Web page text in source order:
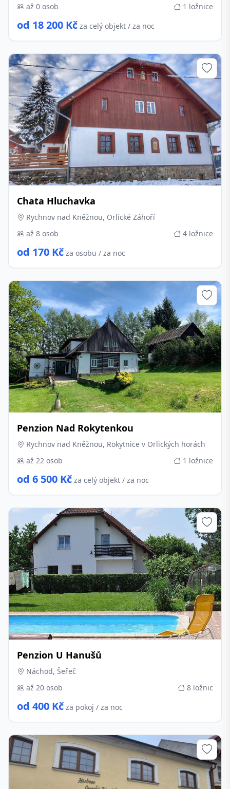
až 0 osob
1 ložnice
od 18 200 Kč za celý objekt / za noc
Chata Hluchavka
Rychnov nad Kněžnou, Orlické Záhoří
až 8 osob
4 ložnice
od 170 Kč za osobu / za noc
Penzion Nad Rokytenkou
Rychnov nad Kněžnou, Rokytnice v Orlických horách
až 22 osob
1 ložnice
od 6 500 Kč za celý objekt / za noc
Penzion U Hanušů
Náchod, Šeřeč
až 20 osob
8 ložnic
od 400 Kč za pokoj / za noc